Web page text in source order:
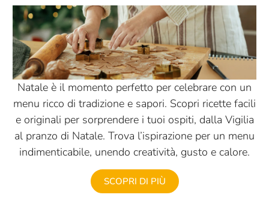
Natale è il momento perfetto per celebrare con un
menu ricco di tradizione e sapori. Scopri ricette facili
e originali per sorprendere i tuoi ospiti, dalla Vigilia
al pranzo di Natale. Trova l’ispirazione per un menu
indimenticabile, unendo creatività, gusto e calore.
SCOPRI DI PIÙ